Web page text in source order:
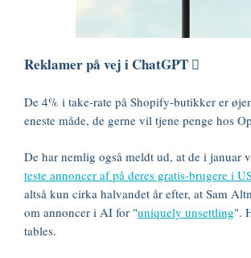
Reklamer på vej i ChatGPT 🫟
De 4% i take-rate på Shopify-butikker er
eneste måde, de gerne vil tjene penge hos
De har nemlig også meldt ud, at de i januar
teste annoncer af på deres gratis-brugere i
altså kun cirka halvandet år efter, at Sam
om annoncer i AI for "uniquely unsettling".
tables.